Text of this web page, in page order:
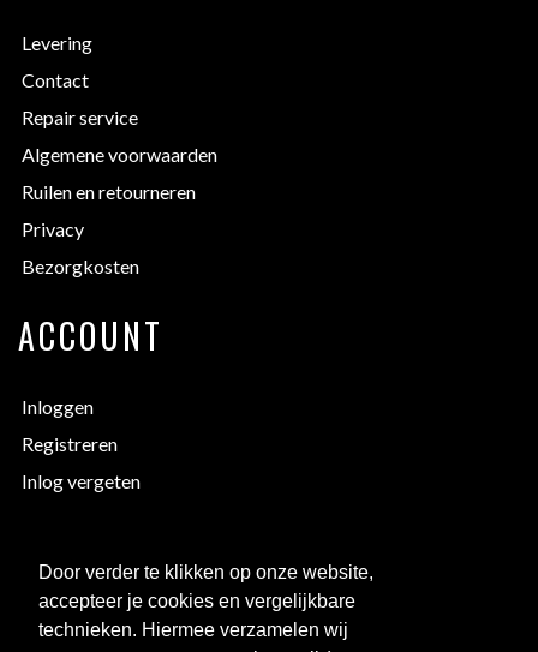
Door verder te klikken op onze website,
accepteer je cookies en vergelijkbare
technieken. Hiermee verzamelen wij
Levering
Contact
Repair service
Algemene voorwaarden
Ruilen en retourneren
Privacy
Bezorgkosten
ACCOUNT
Inloggen
Registreren
Inlog vergeten
Bedrukken